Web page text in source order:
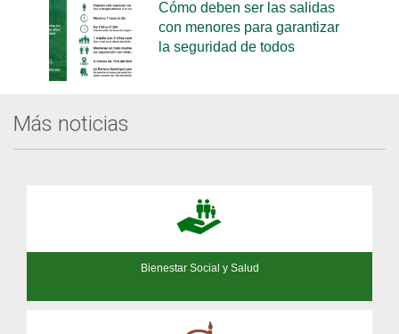
Cómo deben ser las salidas
con menores para garantizar
la seguridad de todos
Más noticias
Bienestar Social y Salud